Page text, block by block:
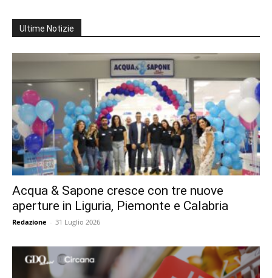
Ultime Notizie
Acqua & Sapone cresce con tre nuove
aperture in Liguria, Piemonte e Calabria
Redazione - 31 Luglio 2026